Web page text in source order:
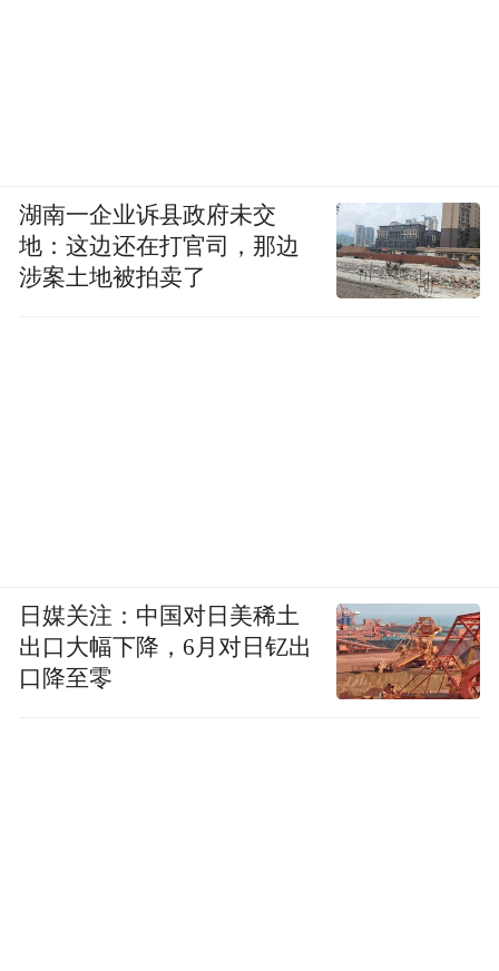
湖南一企业诉县政府未交
地：这边还在打官司，那边
涉案土地被拍卖了
日媒关注：中国对日美稀土
出口大幅下降，6月对日钇出
口降至零